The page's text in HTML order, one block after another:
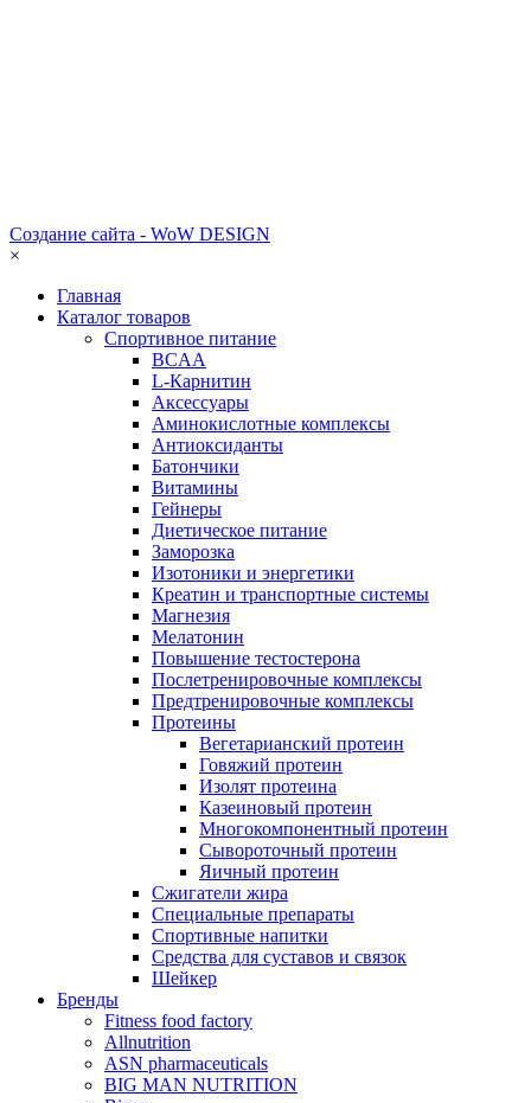
Создание сайта - WoW DESIGN
×
Главная
Каталог товаров
Спортивное питание
BCAA
L-Карнитин
Аксессуары
Аминокислотные комплексы
Антиоксиданты
Батончики
Витамины
Гейнеры
Диетическое питание
Заморозка
Изотоники и энергетики
Креатин и транспортные системы
Магнезия
Мелатонин
Повышение тестостерона
Послетренировочные комплексы
Предтренировочные комплексы
Протеины
Вегетарианский протеин
Говяжий протеин
Изолят протеина
Казеиновый протеин
Многокомпонентный протеин
Сывороточный протеин
Яичный протеин
Сжигатели жира
Специальные препараты
Спортивные напитки
Средства для суставов и связок
Шейкер
Бренды
Fitness food factory
Allnutrition
ASN pharmaceuticals
BIG MAN NUTRITION